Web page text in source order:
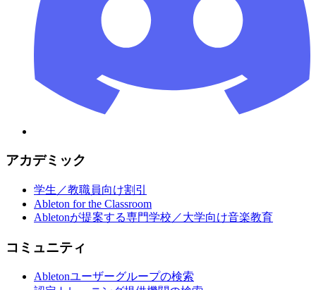
アカデミック
学生／教職員向け割引
Ableton for the Classroom
Abletonが提案する専門学校／大学向け音楽教育
コミュニティ
Abletonユーザーグループの検索